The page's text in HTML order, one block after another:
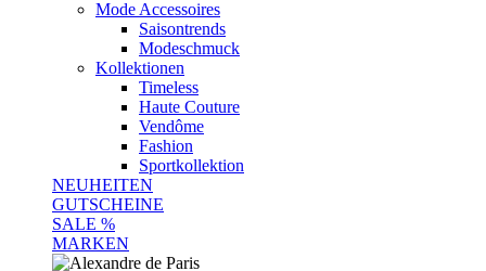
Mode Accessoires
Saisontrends
Modeschmuck
Kollektionen
Timeless
Haute Couture
Vendôme
Fashion
Sportkollektion
NEUHEITEN
GUTSCHEINE
SALE %
MARKEN